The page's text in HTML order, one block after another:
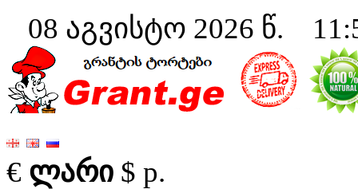
08 აგვისტო 2026 წ.
€ ლარი $ р.